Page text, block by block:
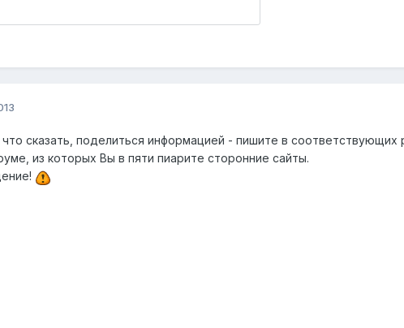
что сказать, поделиться информацией - пишите в соответствующих
из которых Вы в пяти пиарите сторонние сайты.